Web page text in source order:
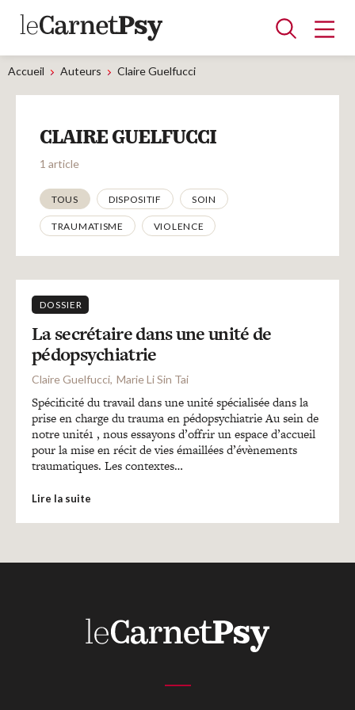
Articles
A la une
Adolescence
Dispositif
Enfance
Périnatalité
Psychanalyse
Psychopathologie
Soin
Dossiers
Blocs-notes
Recherches
Entretiens
Revues
Colloque
Mon compte
Accueil Auteurs Claire Guelfucci
CLAIRE GUELFUCCI
1 article
Thématiques
TOUS DISPOSITIF SOIN
TRAUMATISME VIOLENCE
DOSSIER
La secrétaire dans une unité de
pédopsychiatrie
Claire Guelfucci Marie Li Sin Tai
Spécificité du travail dans une unité spécialisée dans la
prise en charge du trauma en pédopsychiatrie Au sein de
notre unité1 , nous essayons d’offrir un espace d’accueil
pour la mise en récit de vies émaillées d’évènements
traumatiques. Les contextes…
Lire la suite